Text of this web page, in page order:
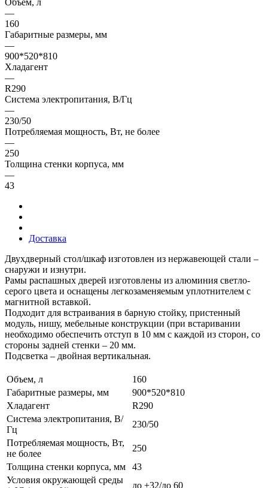
—
160
Габаритные размеры, мм
—
900*520*810
Хладагент
—
R290
Система электропитания, В/Гц
—
230/50
Потребляемая мощность, Вт, не более
—
250
Толщина стенки корпуса, мм
—
43
Доставка
Двухдверный стол/шкаф изготовлен из нержавеющей стали –
снаружи и изнутри.
Рамы распашных дверей изготовлены из алюминия светло-
серого цвета и оснащены легкозаменяемым уплотнителем с
магнитной вставкой.
Подходит для встраивания в барную стойку, пристенный
модуль, нишу, мебельные конструкции (при встаривании
необходимо обеспечить отступ в 10 мм с каждой из сторон, со
стороны задней стенки – 20 мм.
Подсветка – двойная вертикальная.
Объем, л
160
Габаритные размеры, мм
900*520*810
Хладагент
R290
Система электропитания, В/
Гц
230/50
Потребляемая мощность, Вт,
не более
250
Толщина стенки корпуса, мм
43
Условия окружающей среды
до +32/до 60